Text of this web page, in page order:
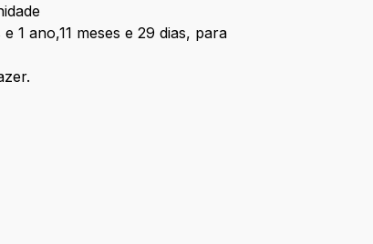
1 ano,11 meses e 29 dias, para